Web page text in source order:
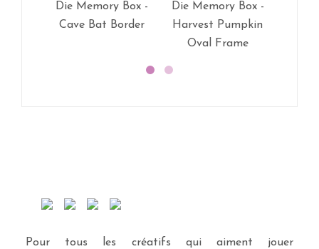
Die Memory Box -
Cave Bat Border
Die Memory Box -
Harvest Pumpkin
Oval Frame
Pour tous les créatifs qui aiment jouer